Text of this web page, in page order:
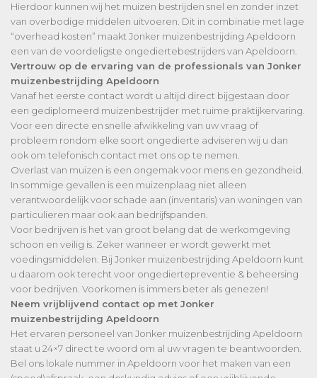
Hierdoor kunnen wij het muizen bestrijden snel en zonder inzet
van overbodige middelen uitvoeren. Dit in combinatie met lage
“overhead kosten” maakt Jonker muizenbestrijding Apeldoorn
een van de voordeligste ongediertebestrijders van Apeldoorn.
Vertrouw op de ervaring van de professionals van Jonker
muizenbestrijding Apeldoorn
Vanaf het eerste contact wordt u altijd direct bijgestaan door
een gediplomeerd muizenbestrijder met ruime praktijkervaring.
Voor een directe en snelle afwikkeling van uw vraag of
probleem rondom elke soort ongedierte adviseren wij u dan
ook om telefonisch contact met ons op te nemen.
Overlast van muizen is een ongemak voor mens en gezondheid.
In sommige gevallen is een muizenplaag niet alleen
verantwoordelijk voor schade aan (inventaris) van woningen van
particulieren maar ook aan bedrijfspanden.
Voor bedrijven is het van groot belang dat de werkomgeving
schoon en veilig is. Zeker wanneer er wordt gewerkt met
voedingsmiddelen. Bij Jonker muizenbestrijding Apeldoorn kunt
u daarom ook terecht voor ongediertepreventie & beheersing
voor bedrijven. Voorkomen is immers beter als genezen!
Neem vrijblijvend contact op met Jonker
muizenbestrijding Apeldoorn
Het ervaren personeel van Jonker muizenbestrijding Apeldoorn
staat u 24×7 direct te woord om al uw vragen te beantwoorden.
Bel ons lokale nummer in Apeldoorn voor het maken van een